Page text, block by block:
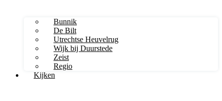
Bunnik
De Bilt
Utrechtse Heuvelrug
Wijk bij Duurstede
Zeist
Regio
Kijken